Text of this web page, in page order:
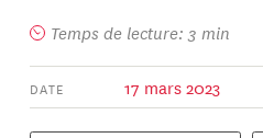
Temps de lecture: 3 min
DATE 17 mars 2023